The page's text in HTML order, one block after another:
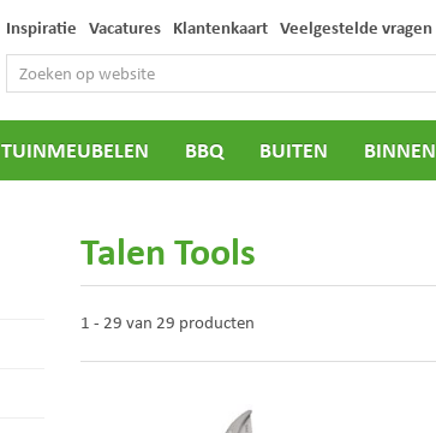
Inspiratie Vacatures Klantenkaart Veelgestelde vragen
TUINMEUBELEN BBQ BUITEN BINNEN
Talen Tools
1 - 29 van 29 producten